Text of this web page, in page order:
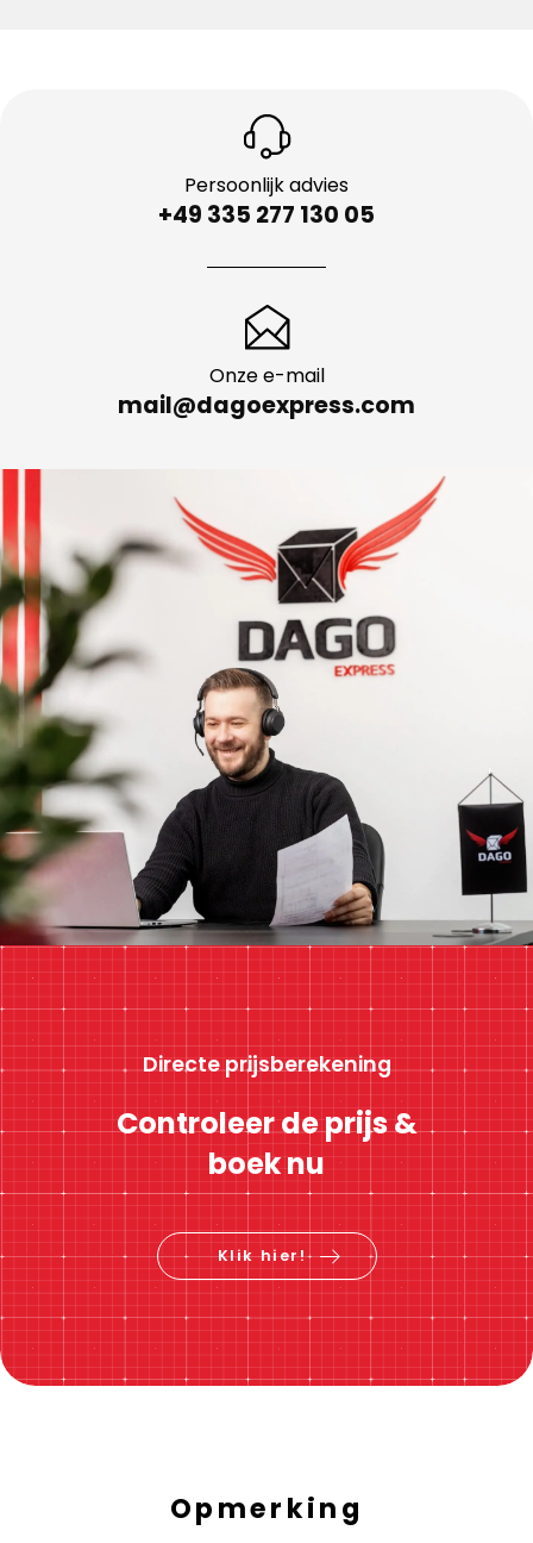
Persoonlijk advies
+49 335 277 130 05
Onze e-mail
mail@dagoexpress.com
Directe prijsberekening
Controleer de prijs &
boek nu
Klik hier!
Opmerking